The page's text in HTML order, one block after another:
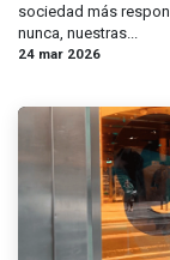
sociedad más
nunca, nuestras...
24 mar 2026